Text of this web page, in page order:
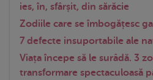
ies, în, sfârșit, din sărăcie
Zodiile care se îmbogățesc
7 defecte insuportabile ale
Viața începe să le surâdă. 3
transformare spectaculoasă